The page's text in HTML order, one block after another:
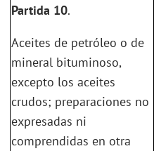
Partida 10.
Aceites de petróleo o de
mineral bituminoso,
excepto los aceites
crudos; preparaciones no
expresadas ni
comprendidas en otra